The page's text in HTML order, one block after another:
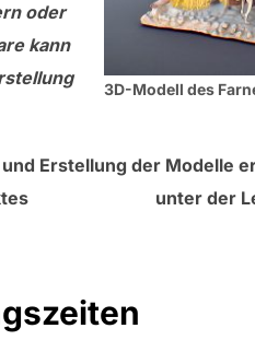
3D-Modell des
oder
kann
Erstellung der Modelle
unter der